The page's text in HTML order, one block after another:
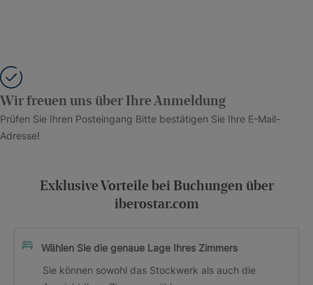
Wir freuen uns über Ihre Anmeldung
Prüfen Sie Ihren Posteingang Bitte bestätigen Sie Ihre E-Mail-
Adresse!
Exklusive Vorteile bei Buchungen über
iberostar.com
Wählen Sie die genaue Lage Ihres Zimmers
Sie können sowohl das Stockwerk als auch die